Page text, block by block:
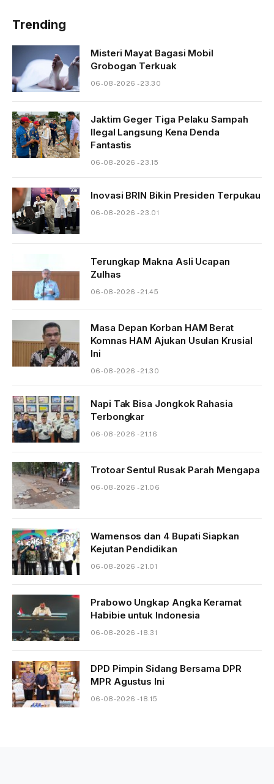
Trending
Misteri Mayat Bagasi Mobil
Grobogan Terkuak
06-08-2026 - 23.30
Jaktim Geger Tiga Pelaku Sampah
Ilegal Langsung Kena Denda
Fantastis
06-08-2026 - 23.15
Inovasi BRIN Bikin Presiden Terpukau
06-08-2026 - 23.01
Terungkap Makna Asli Ucapan
Zulhas
06-08-2026 - 21.45
Masa Depan Korban HAM Berat
Komnas HAM Ajukan Usulan Krusial
Ini
06-08-2026 - 21.30
Napi Tak Bisa Jongkok Rahasia
Terbongkar
06-08-2026 - 21.16
Trotoar Sentul Rusak Parah Mengapa
06-08-2026 - 21.06
Wamensos dan 4 Bupati Siapkan
Kejutan Pendidikan
06-08-2026 - 21.01
Prabowo Ungkap Angka Keramat
Habibie untuk Indonesia
06-08-2026 - 18.31
DPD Pimpin Sidang Bersama DPR
MPR Agustus Ini
06-08-2026 - 18.15